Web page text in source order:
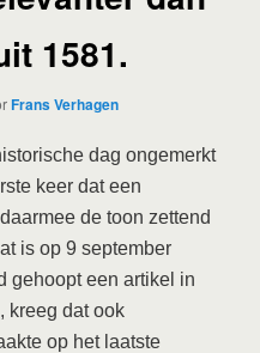
1581.
Frans Verhagen
dag ongemerkt
keer dat een
de toon zettend
is op 9 september
gehoopt een artikel in
kreeg dat ook
op het laatste